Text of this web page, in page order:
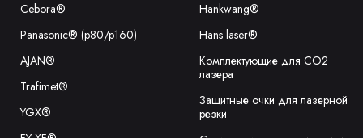
Cebora®
Panasonic® (p80/p160)
AJAN®
Trafimet®
YGX®
Hankwang®
Hans laser®
Комплектующие для CO2
лазера
Защитные очки для лазерной
резки